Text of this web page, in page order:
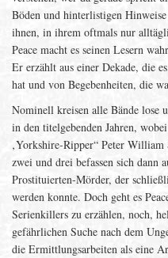
Böden und hinterlistigen
ihnen, in ihrem oftmals nur
Peace macht es seinen Lesern
Er erzählt aus einer Dekade, die
hat und von Begebenheiten, die
Nominell kreisen alle Bände lose
in den titelgebenden Jahren,
‚Yorkshire-Ripper“ Peter
zwei und drei befassen sich dann
Prostituierten-Mörder, der
werden konnte. Doch geht es
Serienkillers zu erzählen, noch,
gefährlichen Suche nach dem
die Ermittlungsarbeiten als eine